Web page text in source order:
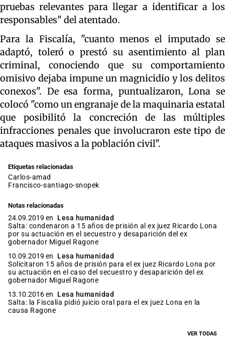
pruebas relevantes para llegar a identificar a los
responsables" del atentado.
Para la Fiscalía, "cuanto menos el imputado se
adaptó, toleró o prestó su asentimiento al plan
criminal, conociendo que su comportamiento
omisivo dejaba impune un magnicidio y los delitos
conexos". De esa forma, puntualizaron, Lona se
colocó "como un engranaje de la maquinaria estatal
que posibilitó la concreción de las múltiples
infracciones penales que involucraron este tipo de
ataques masivos a la población civil".
Etiquetas relacionadas
carlos-amad
francisco-santiago-snopek
Notas relacionadas
24.09.2019 en
Lesa humanidad
Salta: condenaron a 15 años de prisión al ex juez Ricardo Lona
por su actuación en el secuestro y desaparición del ex
gobernador Miguel Ragone
10.09.2019 en
Lesa humanidad
Solicitaron 15 años de prisión para el ex juez Ricardo Lona por
su actuación en el caso del secuestro y desaparición del ex
gobernador Miguel Ragone
13.10.2016 en
Lesa humanidad
Salta: la Fiscalía pidió juicio oral para el ex juez Lona en la
causa Ragone
VER TODAS